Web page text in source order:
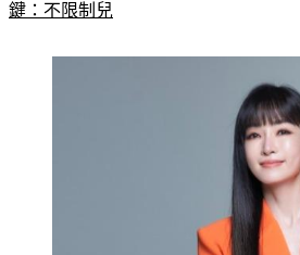
鍵：不限制兒